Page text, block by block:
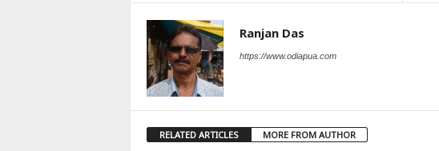
Ranjan Das
https://www.odiapua.com
RELATED ARTICLES MORE FROM AUTHOR